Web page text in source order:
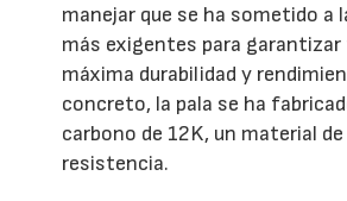
manejar que se ha sometido a
más exigentes para garantizar
máxima durabilidad y
concreto, la pala se ha
carbono de 12K, un material
resistencia.